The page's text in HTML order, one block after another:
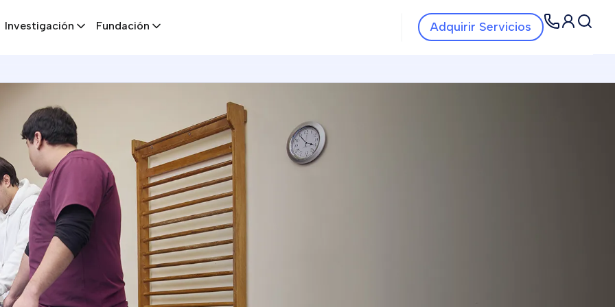
Investigación Fundación
Navbar Servicios
Adquirir Servicios
Navbar